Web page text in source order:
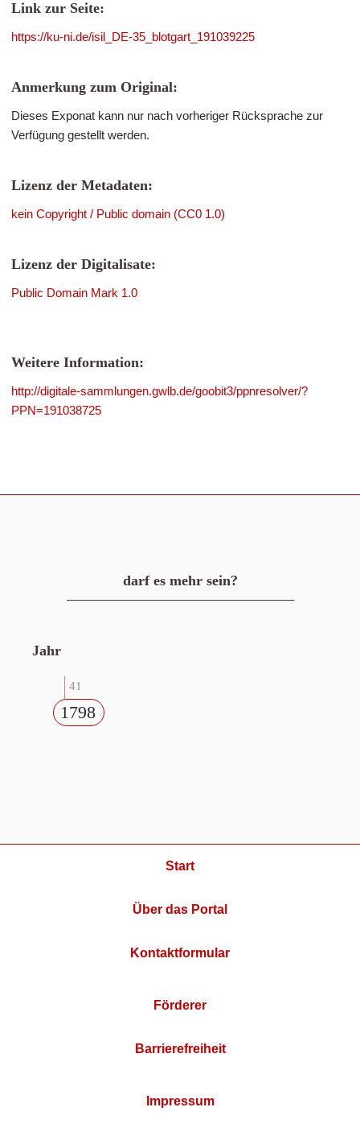
Link zur Seite:
https://ku-ni.de/isil_DE-35_blotgart_191039225
Anmerkung zum Original:
Dieses Exponat kann nur nach vorheriger Rücksprache zur
Verfügung gestellt werden.
Lizenz der Metadaten:
kein Copyright / Public domain (CC0 1.0)
Lizenz der Digitalisate:
Public Domain Mark 1.0
Weitere Information:
http://digitale-sammlungen.gwlb.de/goobit3/ppnresolver/?
PPN=191038725
darf es mehr sein?
Jahr
41
1798
Start
Über das Portal
Kontaktformular
Förderer
Barrierefreiheit
Impressum